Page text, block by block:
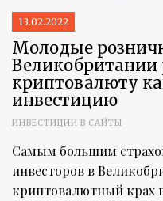
13.02.2022
Молодые
Великобритании
криптовалюту
инвестицию
ИНВЕСТИЦИИ В САЙТЫ
Самым большим
инвесторов в
криптовалютный крах